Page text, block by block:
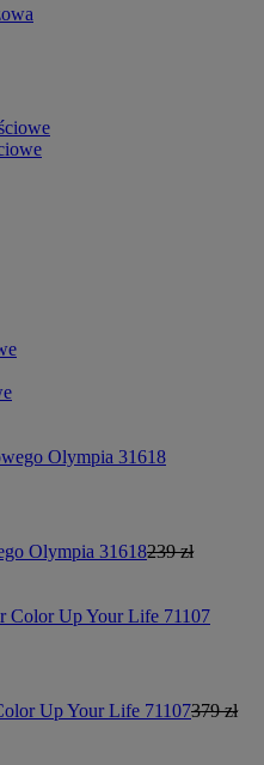
Olympia 31618239 zł
Up Your Life 71107379 zł